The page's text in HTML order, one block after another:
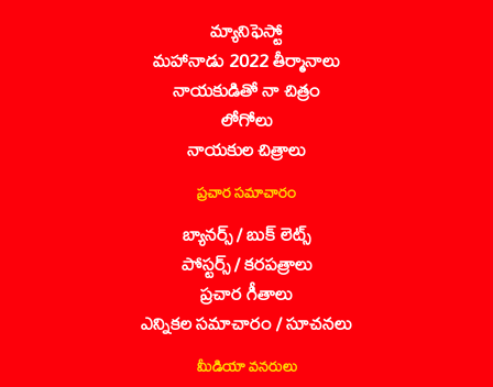
మ్యానిఫెస్టో
మహానాడు 2022 తీర్మానాలు
నాయకుడితో నా చిత్రం
లోగోలు
నాయకుల చిత్రాలు
ప్రచార సమాచారం
బ్యానర్స్ / బుక్ లెట్స్
పోస్టర్స్ / కరపత్రాలు
ప్రచార గీతాలు
ఎన్నికల సమాచారం / సూచనలు
మీడియా వనరులు